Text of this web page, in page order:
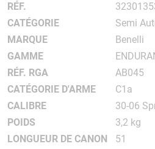
RÉF.
CATÉGORIE
Semi
MARQUE
Benelli
GAMME
RÉF. RGA
AB045
CATÉGORIE D'ARME
C1a
CALIBRE
30-06
POIDS
3,2 kg
LONGUEUR DE CANON
51